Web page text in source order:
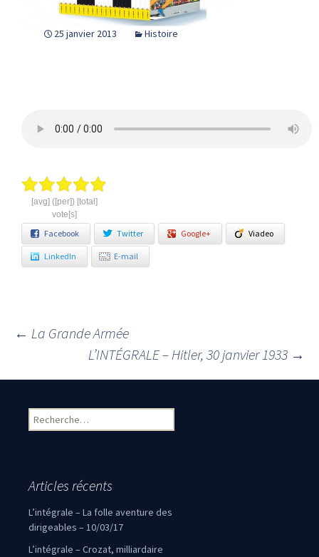
25 janvier 2013 Histoire
[avg] ([per]) [total]
vote[s]
Facebook Twitter Google+ Viadeo
LinkedIn E-mail
Navigation des articles
← La Grande Armée
L’INTÉGRALE – Hitler, 30 janvier 1933 →
Rechercher :
Articles récents
L’intégrale – La folle aventure des
dirigeables – 10/03/17
L’intégrale – Crozat, milliardaire